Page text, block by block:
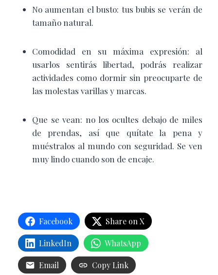
No aumentan el busto: tus bubis se verán de
tamaño natural.
Comodidad en su máxima expresión: al
usarlos sentirás libertad, podrás realizar
actividades como dormir sin preocuparte de
las molestas varillas y marcas.
Que se vean: no los ocultes debajo de miles
de prendas, así que quítate la pena y
muéstralos al mundo con seguridad. Se ven
muy lindo cuando son de encaje.
Facebook Share on X
LinkedIn WhatsApp
Email Copy Link